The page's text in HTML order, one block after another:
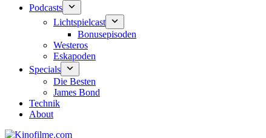
Podcasts
Lichtspielcast
Bonusepisoden
Westeros
Eskapoden
Specials
Die Besten
James Bond
Technik
About